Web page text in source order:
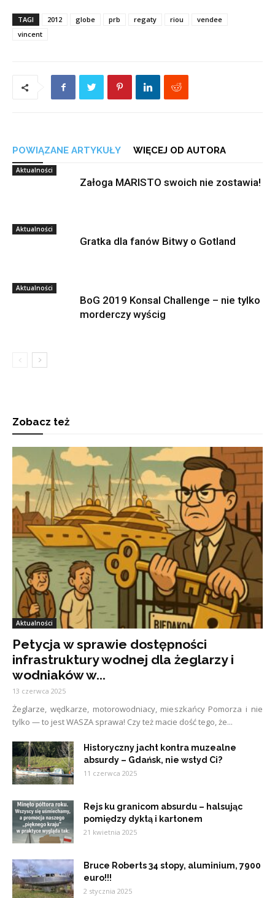
TAGI 2012 globe prb regaty riou
vendee
vincent
POWIĄZANE ARTYKUŁY WIĘCEJ OD AUTORA
Aktualności
Załoga MARISTO swoich nie zostawia!
Aktualności
Gratka dla fanów Bitwy o Gotland
Aktualności
BoG 2019 Konsal Challenge – nie tylko
morderczy wyścig
Zobacz też
Aktualności
Petycja w sprawie dostępności
infrastruktury wodnej dla żeglarzy i
wodniaków w...
13 czerwca 2025
Żeglarze, wędkarze, motorowodniacy, mieszkańcy Pomorza i nie
tylko — to jest WASZA sprawa! Czy też macie dość tego, że...
Historyczny jacht kontra muzealne
absurdy – Gdańsk, nie wstyd Ci?
11 czerwca 2025
Rejs ku granicom absurdu – halsując
pomiędzy dyktą i kartonem
21 kwietnia 2025
Bruce Roberts 34 stopy, aluminium, 7900
euro!!!
2 stycznia 2025